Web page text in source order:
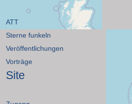
ATT
Sterne funkeln
Veröffentlichungen
Vorträge
Site